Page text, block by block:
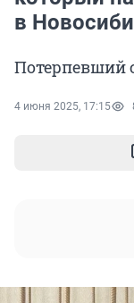
в
Потерпевший
4 июня 2025, 17:15